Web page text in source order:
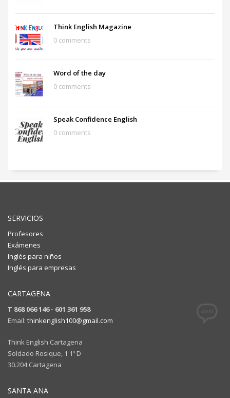
Think English Magazine
0 comments
Word of the day
0 comments
Speak Confidence English
0 comments
SERVICIOS
Profesores
Exámenes
Inglés para niños
Inglés para empresas
CARTAGENA
T 868 066 146 - 601 361 958
Email: thinkenglish100@gmail.com
Think English Cartagena
Soldado Rosique, 1 1º D
30.204 Cartagena
SANTA ANA